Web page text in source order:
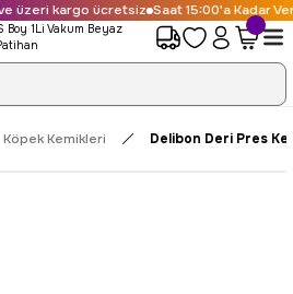
üzeri kargo ücretsiz Saat 15:00'a Kadar
Köpek Kemikleri Delibon Deri Pres